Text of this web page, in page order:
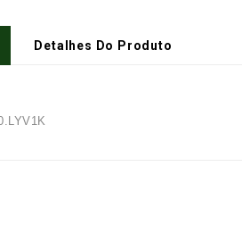
Detalhes Do Produto